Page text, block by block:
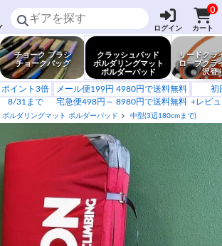
ログイン
0
カート
チョーク ブラシ
チョークバッグ
クラッシュパッド
ボルダリングマット
ボルダーパッド
リードクラ
ロープクラ
沢登
ポイント3倍
8/31まで
メール便199円 4980円で送料無料
宅急便498円～ 8980円で送料無料
初
+レビ
ボルダリングマット ボルダーパッド 中型(3辺180cmまで)